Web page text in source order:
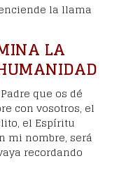
la llama
LA
que os dé
con vosotros, el
el Espíritu
mi nombre, será
recordando